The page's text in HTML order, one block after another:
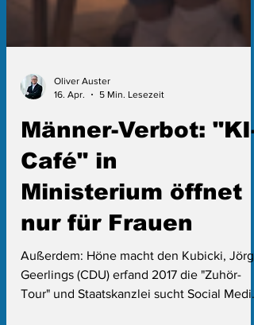
Oliver Auster
16. Apr.
5 Min. Lesezeit
Männer-Verbot: "KI-
Café" in
Ministerium öffnet
nur für Frauen
Außerdem: Höne macht den Kubicki, Jörg